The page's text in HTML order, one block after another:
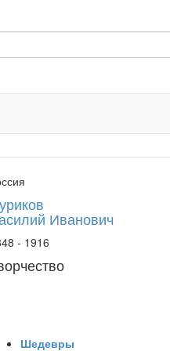
Иванович
- 1916
Шедевры